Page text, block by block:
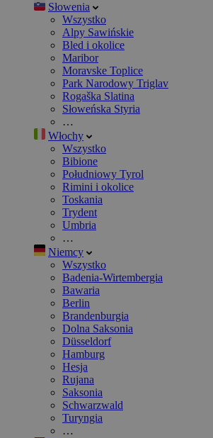
Słowenia
Wszystko
Alpy Sawińskie
Bled i okolice
Maribor
Moravske Toplice
Park Narodowy Triglav
Rogaška Slatina
Słoweńska Styria
…
Włochy
Wszystko
Bibione
Południowy Tyrol
Rimini i okolice
Toskania
Trydent
Umbria
…
Niemcy
Wszystko
Badenia-Wirtembergia
Bawaria
Berlin
Brandenburgia
Dolna Saksonia
Düsseldorf
Hamburg
Hesja
Rujana
Saksonia
Schwarzwald
Turyngia
…